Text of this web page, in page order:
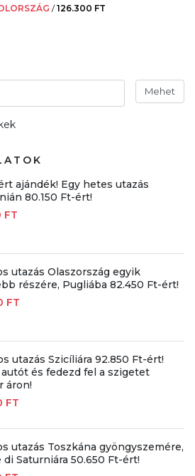
/126.300 FT
Mehet
ajándék! Egy hetes utazás
80.150 Ft-ért!
FT
utazás Olaszország egyik
részére, Pugliába 82.450 Ft-ért!
FT
utazás Szicíliára 92.850 Ft-ért!
és fedezd fel a szigetet
áron!
FT
utazás Toszkána gyöngyszemére,
di Saturniára 50.650 Ft-ért!